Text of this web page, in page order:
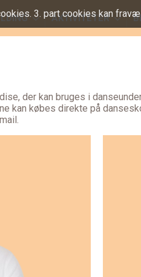
3. part cookies kan
AKTIVITETER
der kan bruges i
købes direkte på